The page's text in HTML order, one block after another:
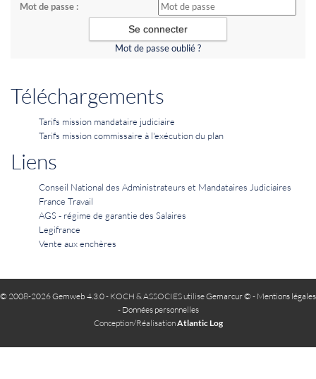
Mot de passe :
Mot de passe oublié ?
Téléchargements
Tarifs mission mandataire judiciaire
Tarifs mission commissaire à l'exécution du plan
Liens
Conseil National des Administrateurs et Mandataires Judiciaires
France Travail
AGS - régime de garantie des Salaires
Legifrance
Vente aux enchères
© 2008-2026 Gemweb 4.3.0- KOCH & ASSOCIES utiliseGemarcur © - Mentions légales
- Données personnelles
Conception/RéalisationAtlantic Log